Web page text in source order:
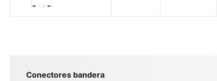
Conectores bandera